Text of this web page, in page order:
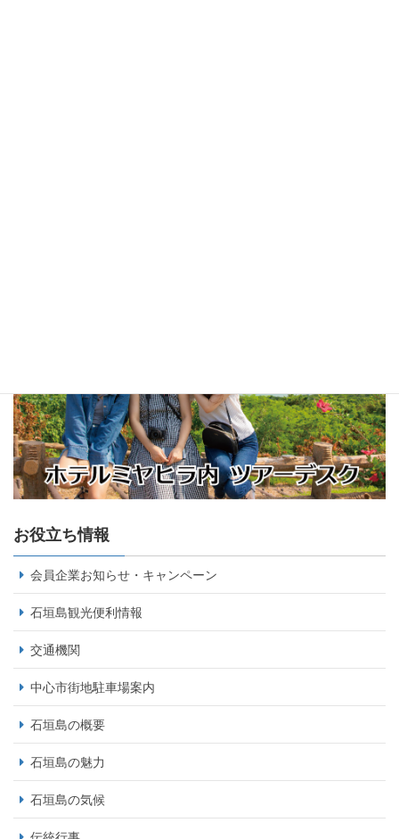
お役立ち情報
会員企業お知らせ・キャンペーン
石垣島観光便利情報
交通機関
中心市街地駐車場案内
石垣島の概要
石垣島の魅力
石垣島の気候